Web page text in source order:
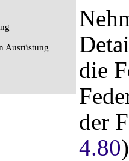
Ausrüstung
die
der
4.80